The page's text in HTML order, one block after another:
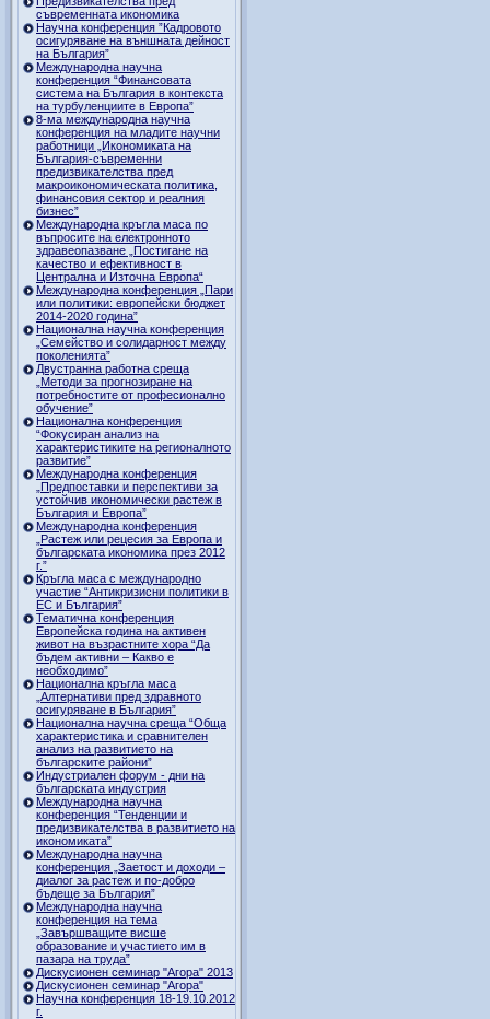
съвременната икономика
Научна конференция ”Кадровото
осигуряване на външната дейност
на България”
Международна научна
конференция “Финансовата
система на България в контекста
на турбуленциите в Европа”
8-ма международна научна
конференция на младите научни
работници „Икономиката на
България-съвременни
предизвикателства пред
макроикономическата политика,
финансовия сектор и реалния
бизнес”
Международна кръгла маса по
въпросите на електронното
здравеопазване „Постигане на
качество и ефективност в
Централна и Източна Европа“
Международна конференция „Пари
или политики: европейски бюджет
2014-2020 година”
Национална научна конференция
„Семейство и солидарност между
поколенията”
Двустранна работна среща
„Методи за прогнозиране на
потребностите от професионално
обучение”
Национална конференция
“Фокусиран анализ на
характеристиките на регионалното
развитие”
Международна конференция
„Предпоставки и перспективи за
устойчив икономически растеж в
България и Европа”
Международна конференция
„Растеж или рецесия за Европа и
българската икономика през 2012
г.”
Кръгла маса с международно
участие “Антикризисни политики в
ЕС и България”
Тематична конференция
Европейска година на активен
живот на възрастните хора “Да
бъдем активни – Какво е
необходимо”
Национална кръгла маса
„Алтернативи пред здравното
осигуряване в България”
Национална научна среща “Обща
характеристика и сравнителен
анализ на развитието на
българските райони”
Индустриален форум - дни на
българската индустрия
Международна научна
конференция “Тенденции и
предизвикателства в развитието на
икономиката”
Международна научна
конференция „Заетост и доходи –
диалог за растеж и по-добро
бъдеще за България”
Международна научна
конференция на тема
„Завършващите висше
образование и участието им в
пазара на труда”
Дискусионен семинар "Агора" 2013
Дискусионен семинар "Агора"
Научна конференция 18-19.10.2012
г.